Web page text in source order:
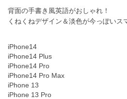
背面の手書き風英語がおしゃれ！
くねくねデザイン＆淡色が今っぽいス
iPhone14
iPhone14 Plus
iPhone14 Pro
iPhone14 Pro Max
iPhone 13
iPhone 13 Pro